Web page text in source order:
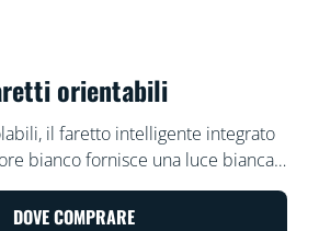
orientabili
il faretto intelligente integrato
bianco fornisce una luce bianca
stanza. Usa il Wi-Fi
con l'app WiZ o con la tua
DOVE COMPRARE